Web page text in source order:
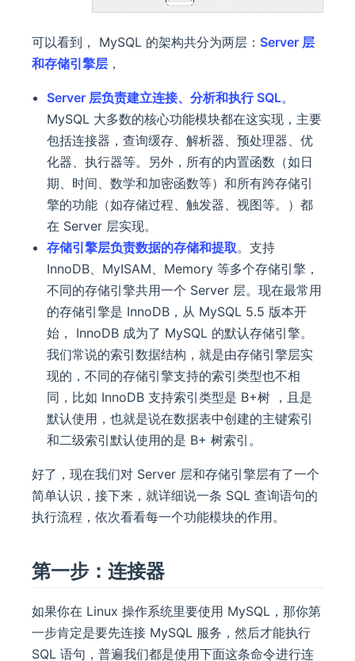
可以看到， MySQL 的架构共分为两层： Server 层
和存储引擎层 ，
Server 层负责建立连接、分析和执行 SQL。
MySQL 大多数的核心功能模块都在这实现，主要
包括连接器，查询缓存、解析器、预处理器、优
化器、执行器等。另外，所有的内置函数（如日
期、时间、数学和加密函数等）和所有跨存储引
擎的功能（如存储过程、触发器、视图等。）都
在 Server 层实现。
存储引擎层负责数据的存储和提取。支持
InnoDB、MyISAM、Memory 等多个存储引擎，
不同的存储引擎共用一个 Server 层。现在最常用
的存储引擎是 InnoDB，从 MySQL 5.5 版本开
始， InnoDB 成为了 MySQL 的默认存储引擎。
我们常说的索引数据结构，就是由存储引擎层实
现的，不同的存储引擎支持的索引类型也不相
同，比如 InnoDB 支持索引类型是 B+树 ，且是
默认使用，也就是说在数据表中创建的主键索引
和二级索引默认使用的是 B+ 树索引。
好了，现在我们对 Server 层和存储引擎层有了一个
简单认识，接下来，就详细说一条 SQL 查询语句的
执行流程，依次看看每一个功能模块的作用。
第一步：连接器
如果你在 Linux 操作系统里要使用 MySQL，那你第
一步肯定是要先连接 MySQL 服务，然后才能执行
SQL 语句，普遍我们都是使用下面这条命令进行连